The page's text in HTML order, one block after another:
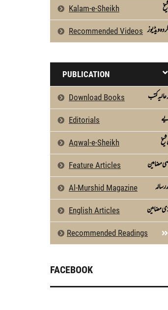
Kalam-e-Sheikh
Recommended Videos ویڈیوز
PUBLICATION
Download Books کتب
Editorials
Aqwal-e-Sheikh
Feature Articles مضامین
Al-Murshid Magazine رسالہ
English Articles مضامین
Recommended Readings
FACEBOOK